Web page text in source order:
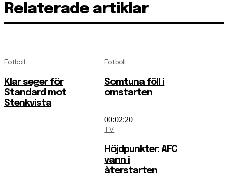
Relaterade artiklar
Fotboll
Klar seger för
Standard mot
Stenkvista
Fotboll
Somtuna föll i
omstarten
00:02:20
TV
Höjdpunkter: AFC
vann i
återstarten